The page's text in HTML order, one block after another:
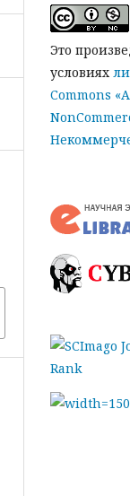
Это
условиях
Commons